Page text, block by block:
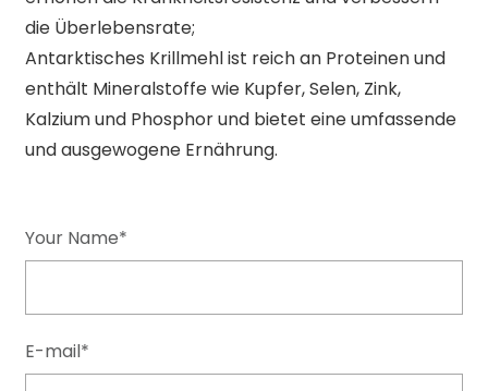
die Überlebensrate;
Antarktisches Krillmehl ist reich an Proteinen und
enthält Mineralstoffe wie Kupfer, Selen, Zink,
Kalzium und Phosphor und bietet eine umfassende
und ausgewogene Ernährung.
Your Name*
E-mail*